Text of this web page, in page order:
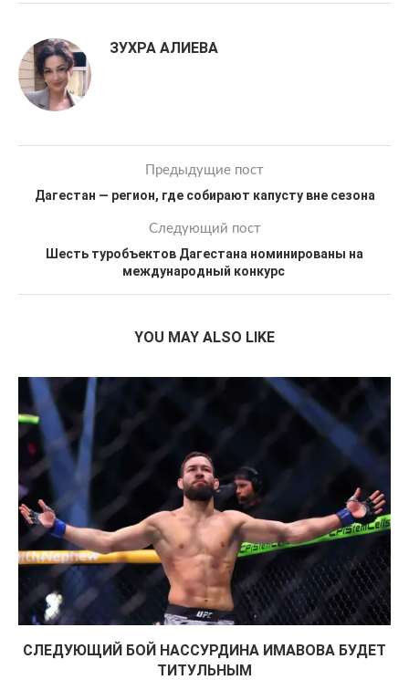
ЗУХРА АЛИЕВА
Предыдущие пост
Дагестан — регион, где собирают капусту вне сезона
Следующий пост
Шесть туробъектов Дагестана номинированы на
международный конкурс
YOU MAY ALSO LIKE
СЛЕДУЮЩИЙ БОЙ НАССУРДИНА ИМАВОВА БУДЕТ
ТИТУЛЬНЫМ